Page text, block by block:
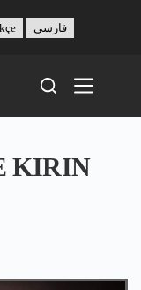
فارسی
KIRIN